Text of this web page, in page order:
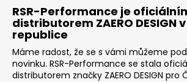
RSR-Performance je
distributorem ZAERO DESIGN
republice
Máme radost, že se s vámi můžeme
novinku. RSR-Performance se stala
distributorem značky ZAERO DESIGN pro